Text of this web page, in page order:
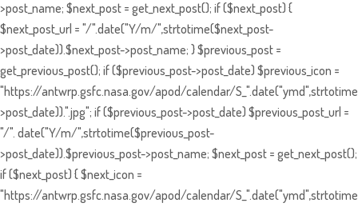
>post_name; $next_post = get_next_post(); if ($next_post) {
$next_post_url = "/".date("Y/m/",strtotime($next_post-
>post_date)).$next_post->post_name; } $previous_post =
get_previous_post(); if ($previous_post->post_date) $previous_icon =
"https://antwrp.gsfc.nasa.gov/apod/calendar/
>post_date)).".jpg"; if ($previous_post->post_date) $previous_post_url =
"/". date("Y/m/",strtotime($previous_post-
>post_date)).$previous_post->post_name; $next_post = get_next_post();
if ($next_post) { $next_icon =
"https://antwrp.gsfc.nasa.gov/apod/calendar/